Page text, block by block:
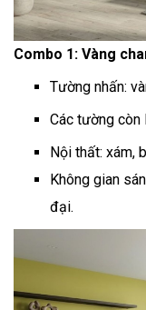
Combo 1: Vàng
Tường nhấn:
Các tường còn
Nội thất: xám,
Không gian
đại.